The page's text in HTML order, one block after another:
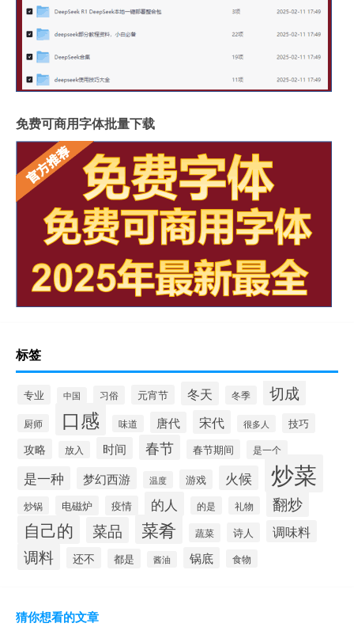
免费可商用字体批量下载
标签
专业 中国 习俗 元宵节 冬天 冬季 切成
厨师 口感 味道 唐代 宋代 很多人 技巧
攻略 放入 时间 春节 春节期间 是一个
是一种 梦幻西游 温度 游戏 火候 炒菜
炒锅 电磁炉 疫情 的人 的是 礼物 翻炒
自己的 菜品 菜肴 蔬菜 诗人 调味料
调料 还不 都是 酱油 锅底 食物
猜你想看的文章